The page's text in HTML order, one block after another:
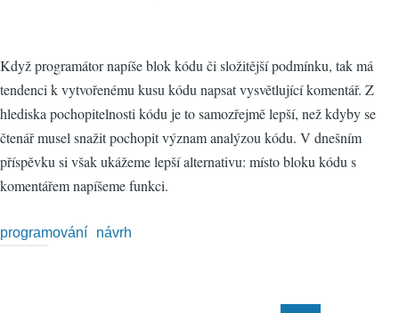
Když programátor napíše blok kódu či složitější podmínku, tak má
tendenci k vytvořenému kusu kódu napsat vysvětlující komentář. Z
hlediska pochopitelnosti kódu je to samozřejmě lepší, než kdyby se
čtenář musel snažit pochopit význam analýzou kódu. V dnešním
příspěvku si však ukážeme lepší alternativu: místo bloku kódu s
komentářem napíšeme funkci.
programování návrh